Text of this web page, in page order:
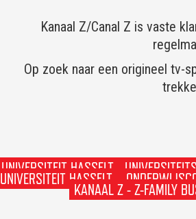
Kanaal Z/Canal Z is vaste
Op zoek naar een origineel tv-
UNIVERSITEIT HASSELT -
UNIVERSITEIT HASSELT –
KANAAL Z - Z-FAMILY